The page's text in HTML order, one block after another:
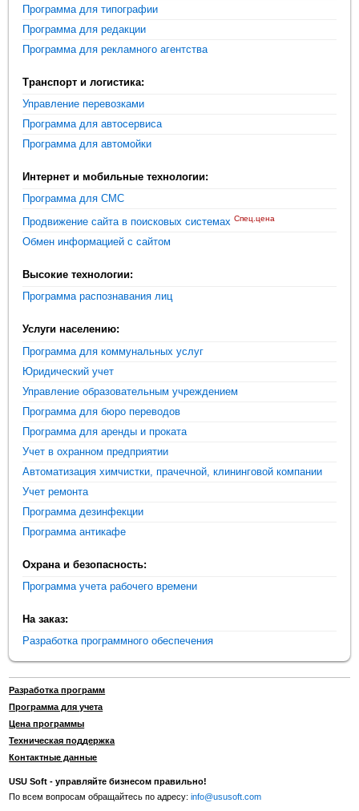
Программа для типографии
Программа для редакции
Программа для рекламного агентства
Транспорт и логистика:
Управление перевозками
Программа для автосервиса
Программа для автомойки
Интернет и мобильные технологии:
Программа для СМС
Продвижение сайта в поисковых системах Спец.цена
Обмен информацией с сайтом
Высокие технологии:
Программа распознавания лиц
Услуги населению:
Программа для коммунальных услуг
Юридический учет
Управление образовательным учреждением
Программа для бюро переводов
Программа для аренды и проката
Учет в охранном предприятии
Автоматизация химчистки, прачечной, клининговой компании
Учет ремонта
Программа дезинфекции
Программа антикафе
Охрана и безопасность:
Программа учета рабочего времени
На заказ:
Разработка программного обеспечения
Разработка программ
Программа для учета
Цена программы
Техническая поддержка
Контактные данные
USU Soft - управляйте бизнесом правильно!
По всем вопросам обращайтесь по адресу:info@ususoft.com